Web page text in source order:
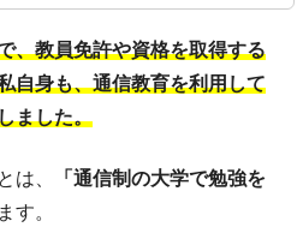
、教員免許や資格を取得する
自身も、通信教育を利用して
ました。
とは、
「通信制の大学で勉強を
す。